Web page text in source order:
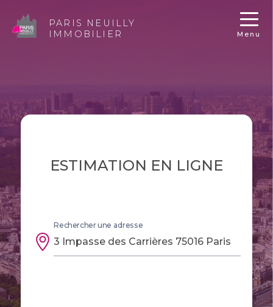
PARIS NEUILLY
IMMOBILIER
Menu
ESTIMATION EN LIGNE
Rechercher une adresse